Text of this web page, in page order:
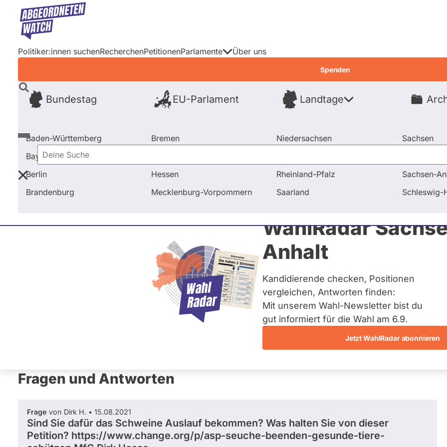
Direkt
Inhalt
Politiker:innen suchenRecherchenPetitionenParlamente
Bundestag EU-Parlament Landtage
Baden-Württemberg
Bayern
Berlin
Brandenburg
Bremen
Hessen
Mecklenburg-Vorpommern
Niedersachsen
Rheinland-Pfalz
Saarland
Sachsen
Sachsen-
Schleswig-
Über uns
Spenden
Deine
Suche
WahlRadar
Anhalt
Kandidierende checken, Positionen
vergleichen, Antworten finden:
Mit unserem Wahl-Newsletter bist du
gut informiert für die Wahl am 6.9.
Jetzt WahlRadar abonnieren
Startseite Frage stellen Johannes Röring
Johannes Röring
Dieser Politiker hat kein aktuelles und kein zukünftiges
Mandat und keine Direktandidatur auf Landes-, Bundes-
oder EU-Ebene. Mögliche Kandidaturen über eine
Wahlliste werden bei uns nicht erfasst.
Fragen und Antworten
Frage von Dirk H. • 15.08.2021
Sind Sie dafür das Schweine Auslauf bekommen? Was halten Sie von dieser
Petition? https://www.change.org/p/asp-seuche-beenden-gesunde-tiere-